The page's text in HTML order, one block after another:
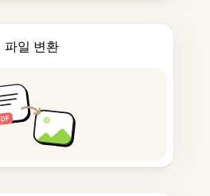
파일 변환